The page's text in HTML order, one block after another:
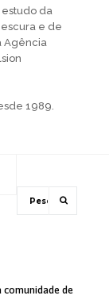
da
e de
Agência
1989.
comunidade de